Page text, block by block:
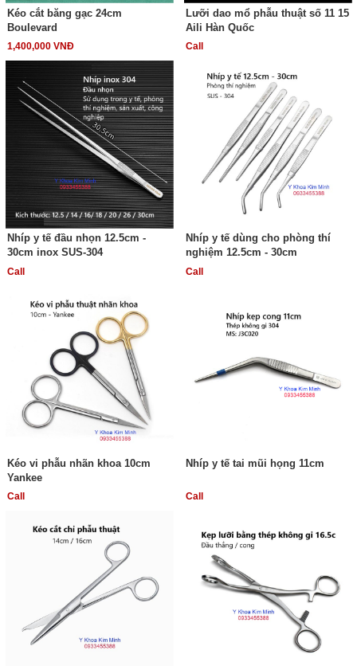
Kéo cắt băng gạc 24cm
Boulevard
1,400,000 VNĐ
Lưỡi dao mổ phẫu thuật số 11 15
Aili Hàn Quốc
Call
Nhíp y tế đầu nhọn 12.5cm -
30cm inox SUS-304
Call
Nhíp y tế dùng cho phòng thí
nghiệm 12.5cm - 30cm
Call
Kéo vi phẫu nhãn khoa 10cm
Yankee
Call
Nhíp y tế tai mũi họng 11cm
Call